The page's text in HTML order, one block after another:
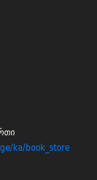
ka/book_store